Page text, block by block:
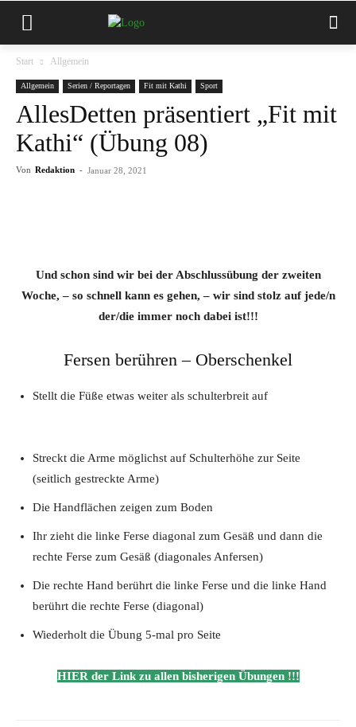
Start Allgemein
Allgemein Serien / Reportagen Fit mit Kathi Sport
AllesDetten präsentiert „Fit mit
Kathi“ (Übung 08)
Von Redaktion - Januar 28, 2021
Und schon sind wir bei der Abschlussübung der zweiten
Woche, – so schnell kann es gehen, – wir sind stolz auf jede/n
der/die immer noch dabei ist!!!
Fersen berühren – Oberschenkel
Stellt die Füße etwas weiter als schulterbreit auf
Streckt die Arme möglichst auf Schulterhöhe zur Seite
(seitlich gestreckte Arme)
Die Handflächen zeigen zum Boden
Ihr zieht die linke Ferse diagonal zum Gesäß und dann die
rechte Ferse zum Gesäß (diagonales Anfersen)
Die rechte Hand berührt die linke Ferse und die linke Hand
berührt die rechte Ferse (diagonal)
Wiederholt die Übung 5-mal pro Seite
HIER der Link zu allen bisherigen Übungen !!!